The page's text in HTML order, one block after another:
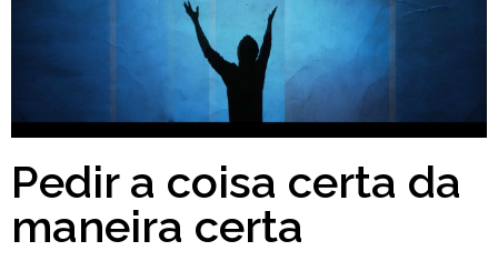
Pedir a coisa certa da
maneira certa